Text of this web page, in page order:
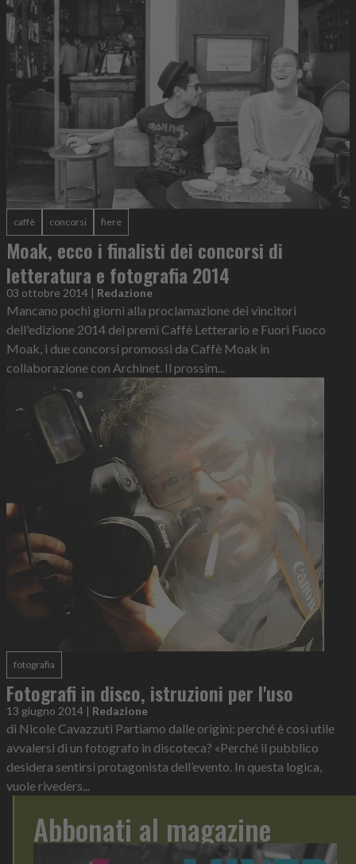
caffè concorsi fiere
Moak, ecco i finalisti dei concorsi di
letteratura e fotografia 2014
03 ottobre 2014 | Redazione
Mancano pochi giorni alla proclamazione dei vincitori
dell'edizione 2014 dei premi Caffè Letterario e Fuori Fuoco
Moak, i due concorsi promossi da Caffè Moak in
collaborazione con Archinet. Il prossim...
fotografia
Fotografi in disco, istruzioni per l'uso
13 giugno 2014 | Redazione
di Nicole Cavazzuti Partiamo dalle origini: perché è così utile
avvalersi di un fotografo in discoteca? «Perché il pubblico
desidera sentirsi protagonista dell’evento. In questa logica,
vuole riveders...
Abbonati al magazine